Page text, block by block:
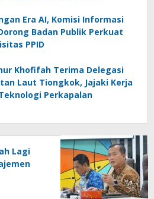
Era AI, Komisi Informasi
Badan Publik Perkuat
PPID
Khofifah Terima Delegasi
Laut Tiongkok, Jajaki Kerja
Perkapalan
Lagi